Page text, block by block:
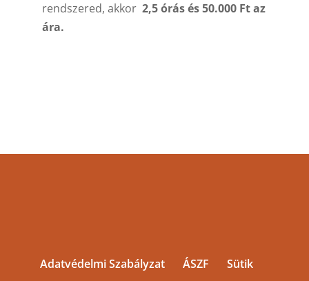
rendszered, akkor2,5 órás és 50.000 Ft az
ára.
Adatvédelmi Szabályzat ÁSZF
Sütik